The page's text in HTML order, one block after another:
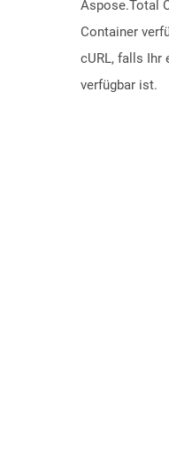
Aspose.Total
Container
cURL, falls Ihr
verfügbar ist.